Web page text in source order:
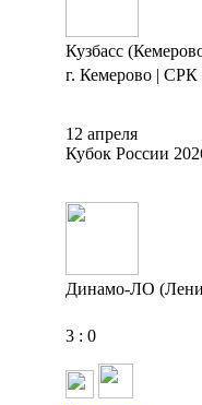
Кузбасс
г. Кемерово | СРК
12 апреля
Кубок России
Динамо-ЛО
3 : 0